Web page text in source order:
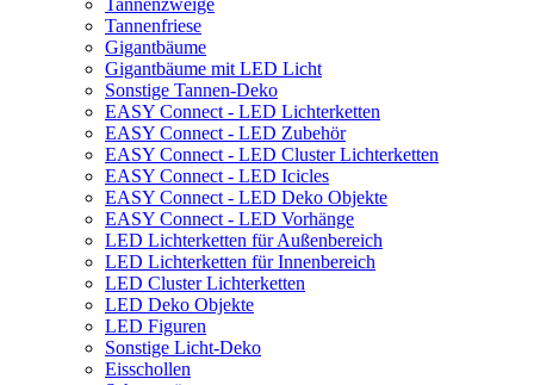
Tannenfriese
Gigantbäume
Gigantbäume mit LED Licht
Sonstige Tannen-Deko
EASY Connect - LED Lichterketten
EASY Connect - LED Zubehör
EASY Connect - LED Cluster Lichterketten
EASY Connect - LED Icicles
EASY Connect - LED Deko Objekte
EASY Connect - LED Vorhänge
LED Lichterketten für Außenbereich
LED Lichterketten für Innenbereich
LED Cluster Lichterketten
LED Deko Objekte
LED Figuren
Sonstige Licht-Deko
Eisschollen